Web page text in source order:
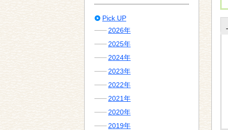
Pick UP
2026年
2025年
2024年
2023年
2022年
2021年
2020年
2019年